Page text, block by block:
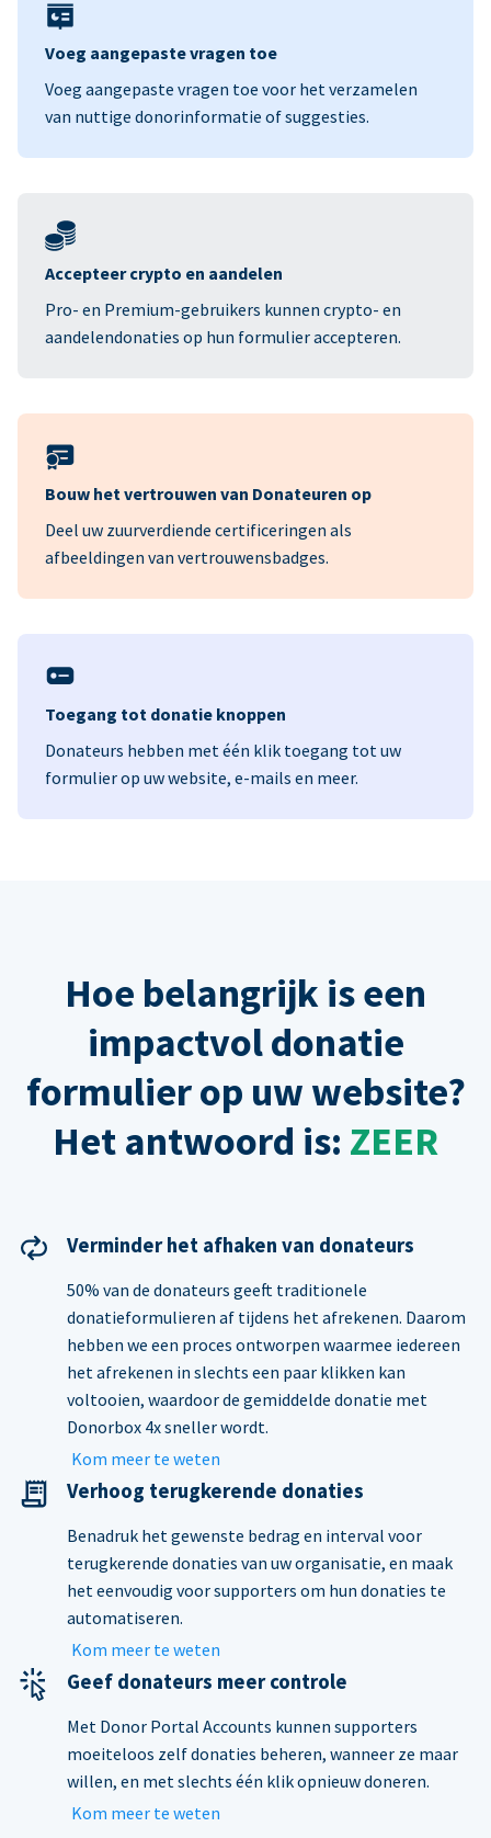
Voeg aangepaste vragen toe
Voeg aangepaste vragen toe voor het verzamelen
van nuttige donorinformatie of suggesties.
Accepteer crypto en aandelen
Pro- en Premium-gebruikers kunnen crypto- en
aandelendonaties op hun formulier accepteren.
Bouw het vertrouwen van Donateuren op
Deel uw zuurverdiende certificeringen als
afbeeldingen van vertrouwensbadges.
Toegang tot donatie knoppen
Donateurs hebben met één klik toegang tot uw
formulier op uw website, e-mails en meer.
Hoe belangrijk is een
impactvol donatie
formulier op uw website?
Het antwoord is: ZEER
Verminder het afhaken van donateurs
50% van de donateurs geeft traditionele
donatieformulieren af tijdens het afrekenen. Daarom
hebben we een proces ontworpen waarmee iedereen
het afrekenen in slechts een paar klikken kan
voltooien, waardoor de gemiddelde donatie met
Donorbox 4x sneller wordt.
Kom meer te weten
Verhoog terugkerende donaties
Benadruk het gewenste bedrag en interval voor
terugkerende donaties van uw organisatie, en maak
het eenvoudig voor supporters om hun donaties te
automatiseren.
Kom meer te weten
Geef donateurs meer controle
Met Donor Portal Accounts kunnen supporters
moeiteloos zelf donaties beheren, wanneer ze maar
willen, en met slechts één klik opnieuw doneren.
Kom meer te weten